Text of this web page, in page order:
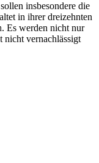
insbesondere die
in ihrer dreizehnten
Es werden nicht nur
nicht vernachlässigt